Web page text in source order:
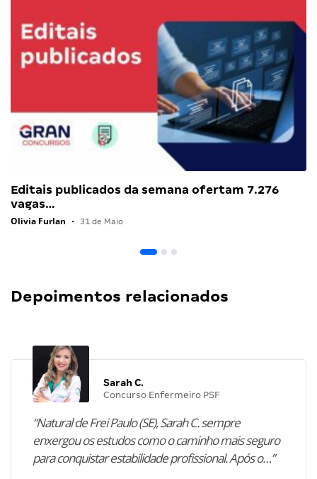
Editais publicados da semana ofertam 7.276
vagas…
Olivia Furlan • 31 de Maio
Depoimentos relacionados
Sarah C.
Concurso Enfermeiro PSF
“Natural de Frei Paulo (SE), Sarah C. sempre
enxergou os estudos como o caminho mais seguro
para conquistar estabilidade profissional. Após o…”